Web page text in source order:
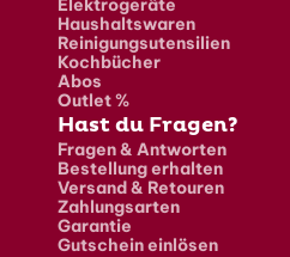
Elektrogeräte
Haushaltswaren
Reinigungsutensilien
Kochbücher
Abos
Outlet %
Hast du Fragen?
Fragen & Antworten
Bestellung erhalten
Versand & Retouren
Zahlungsarten
Garantie
Gutschein einlösen